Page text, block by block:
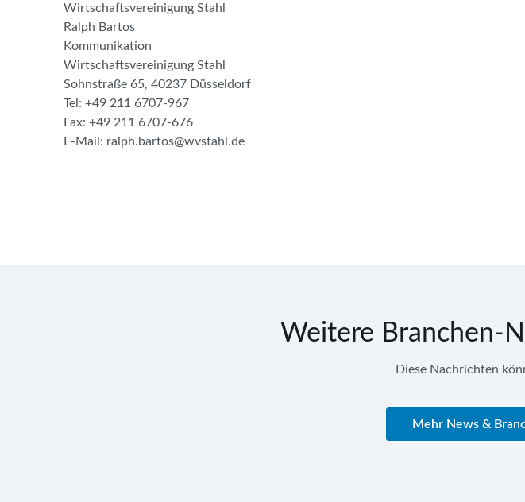
Wirtschaftsvereinigung Stahl
Ralph Bartos
Kommunikation
Wirtschaftsvereinigung Stahl
Sohnstraße 65, 40237 Düsseldorf
Tel: +49 211 6707-967
Fax: +49 211 6707-676
E-Mail: ralph.bartos@wvstahl.de
Weitere Branchen-
Diese Nachrichten
Mehr News &